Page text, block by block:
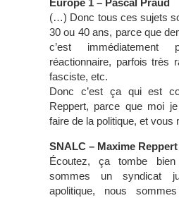
Europe 1 – Pascal Praud
(…) Donc tous ces sujets
30 ou 40 ans, parce que
c’est
réactionnaire, parfois très
fasciste, etc.
Donc c’est ça qui est
Reppert, parce que moi
faire de la politique, et vous
SNALC – Maxime Reppert
Écoutez, ça tombe
sommes un syndicat
apolitique, nous